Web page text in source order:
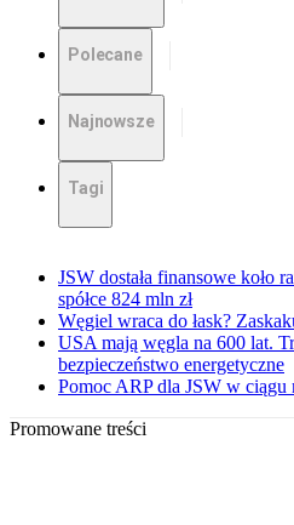
Polecane
Najnowsze
Tagi
JSW dostała finansowe koło
spółce 824 mln zł
Węgiel wraca do łask?
USA mają węgla na 600 lat.
bezpieczeństwo energetyczne
Pomoc ARP dla JSW w ciągu
Promowane treści